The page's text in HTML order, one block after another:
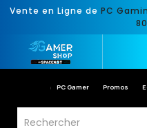
Vente en Ligne de PC
PC Gamer Promos